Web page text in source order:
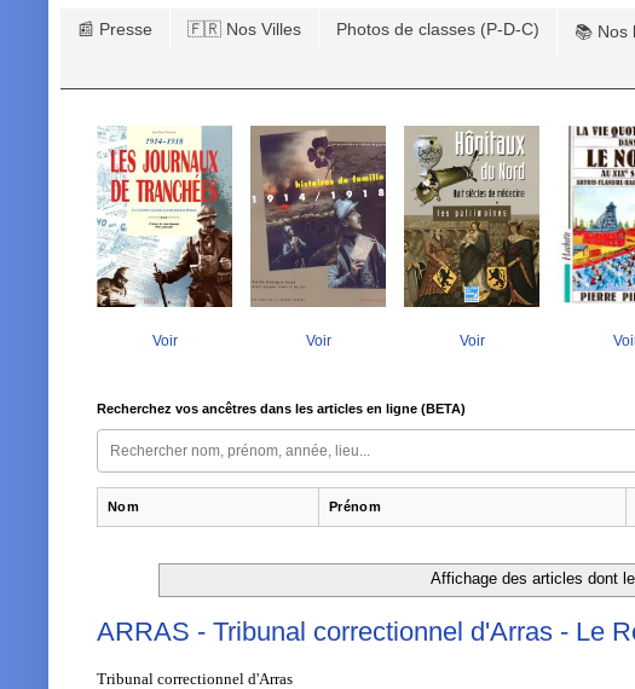
📰 Presse 🇫🇷 Nos Villes Photos de classes (P-D-C) 📚 Nos
Voir Voir Voir
Recherchez vos ancêtres dans les articles en ligne (BETA)
Nom Prénom
Affichage des articles dont
ARRAS - Tribunal correctionnel d'Arras - Le
Tribunal correctionnel d'Arras